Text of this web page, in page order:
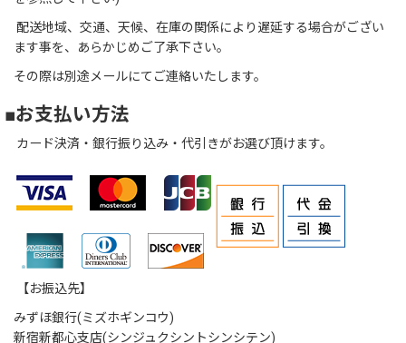
配送地域、交通、天候、在庫の関係により遅延する場合がござい
ます事を、あらかじめご了承下さい。
その際は別途メールにてご連絡いたします。
■お支払い方法
カード決済・銀行振り込み・代引きがお選び頂けます。
【お振込先】
みずほ銀行(ミズホギンコウ)
新宿新都心支店(シンジュクシントシンシテン)